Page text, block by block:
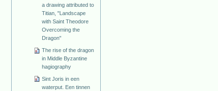
a drawing attributed to
Titian, "Landscape
with Saint Theodore
Overcoming the
Dragon"
The rise of the dragon
in Middle Byzantine
hagiography
Sint Joris in een
waterput. Een tinnen